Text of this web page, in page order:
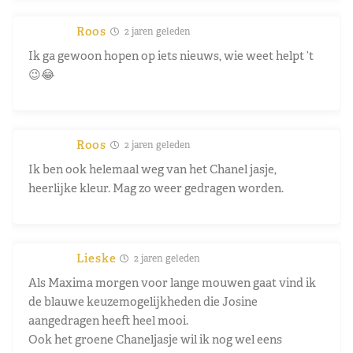
Roos 2 jaren geleden
Ik ga gewoon hopen op iets nieuws, wie weet helpt ’t
😉😂
Roos 2 jaren geleden
Ik ben ook helemaal weg van het Chanel jasje,
heerlijke kleur. Mag zo weer gedragen worden.
Lieske 2 jaren geleden
Als Maxima morgen voor lange mouwen gaat vind ik
de blauwe keuzemogelijkheden die Josine
aangedragen heeft heel mooi.
Ook het groene Chaneljasje wil ik nog wel eens